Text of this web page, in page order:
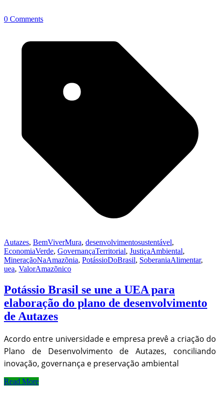
0 Comments
Autazes, BemViverMura, desenvolvimentosustentável,
EconomiaVerde, GovernançaTerritorial, JustiçaAmbiental,
MineraçãoNaAmazõnia, PotássioDoBrasil, SoberaniaAlimentar,
uea, ValorAmazõnico
Potássio Brasil se une a UEA para
elaboração do plano de desenvolvimento
de Autazes
Acordo entre universidade e empresa prevê a criação do
Plano de Desenvolvimento de Autazes, conciliando
inovação, governança e preservação ambiental
Read More